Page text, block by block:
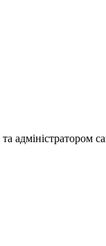
адміністратором